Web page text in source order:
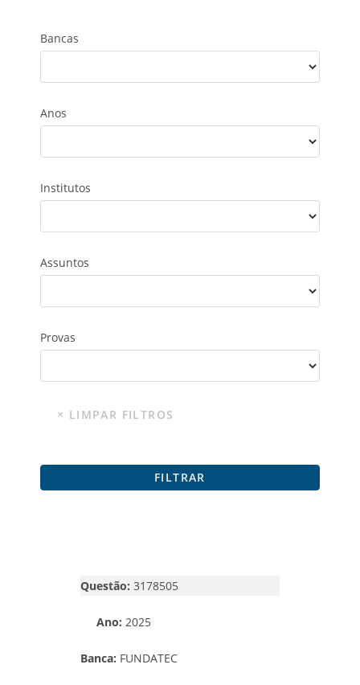
Bancas
Anos
Institutos
Assuntos
Provas
Questão: 3178505
Ano: 2025
Banca: FUNDATEC